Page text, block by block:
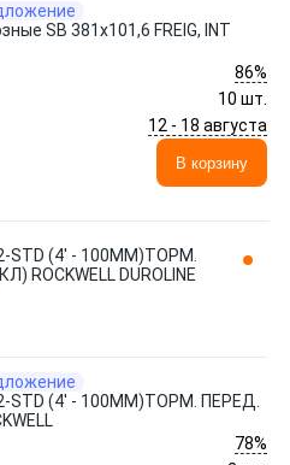
SB 381x101,6 FREIG, INT
86%
10 шт.
12 - 18 августа
В корзину
STD (4' - 100ММ)ТОРМ.
ROCKWELL DUROLINE
STD (4' - 100ММ)ТОРМ. ПЕРЕД.
78%